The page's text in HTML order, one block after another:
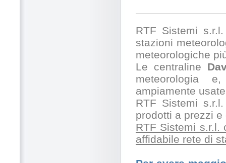
RTF Sistemi
stazioni
meteorologiche
Le centraline
meteorologia
ampiamente
RTF Sistemi
prodotti a prezzi
RTF Sistemi s.r.l.
affidabile rete di